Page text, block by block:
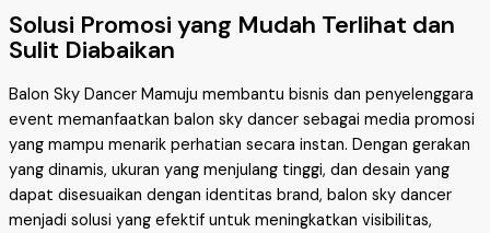
Solusi Promosi yang Mudah Terlihat dan
Sulit Diabaikan
Balon Sky Dancer Mamuju membantu bisnis dan penyelenggara
event memanfaatkan balon sky dancer sebagai media promosi
yang mampu menarik perhatian secara instan. Dengan gerakan
yang dinamis, ukuran yang menjulang tinggi, dan desain yang
dapat disesuaikan dengan identitas brand, balon sky dancer
menjadi solusi yang efektif untuk meningkatkan visibilitas,